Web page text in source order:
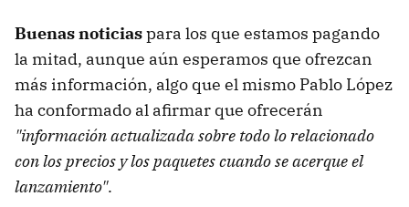
Buenas noticiaspara los que estamos pagando
la mitad, aunque aún esperamos que ofrezcan
más información, algo que el mismo Pablo López
ha conformado al afirmar que ofrecerán
"información actualizada sobre todo lo relacionado
con los precios y los paquetes cuando se acerque el
lanzamiento".